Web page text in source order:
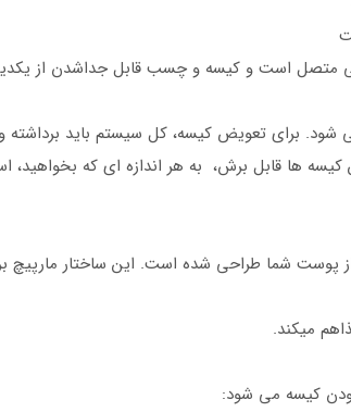
متصل است و کیسه و چسب قابل جداشدن از
برای تعویض کیسه، کل سیستم باید برداشته
ها قابل برش، به هر اندازه ای که
پوست شما طراحی شده است. این ساختار مارپیچ
میکند.
کیسه می شود: